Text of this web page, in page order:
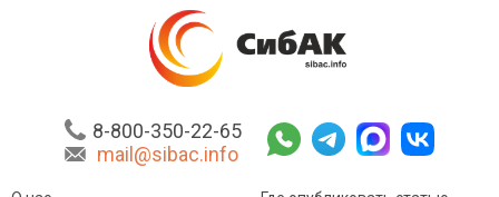
8-800-350-22-65
mail@sibac.info